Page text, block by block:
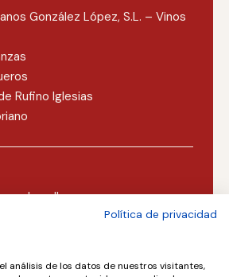
González López, S.L. – Vinos
Rufino Iglesias
Lacalle
Política de privacidad
análisis de los datos de nuestros visitantes,